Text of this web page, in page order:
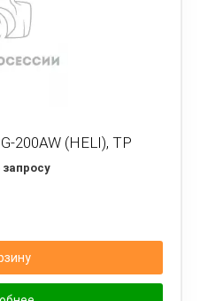
200AW (HELI), TP